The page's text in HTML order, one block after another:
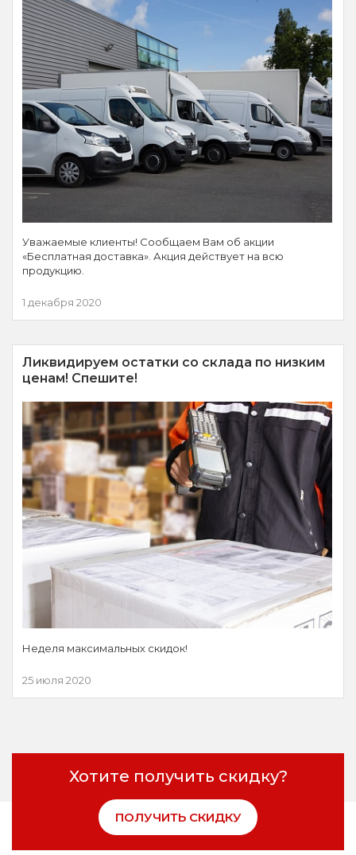
Уважаемые клиенты! Сообщаем Вам об акции
«Бесплатная доставка». Акция действует на всю
продукцию.
1 декабря 2020
Ликвидируем остатки со склада по низким
ценам! Спешите!
Неделя максимальных скидок!
25 июля 2020
Хотите получить скидку?
ПОЛУЧИТЬ СКИДКУ